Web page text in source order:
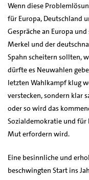
Wenn diese
für Europa, Deutschland
Gespräche an Europa
Merkel und der
Spahn scheitern sollten,
dürfte es Neuwahlen
letzten Wahlkampf klug
verstecken, sondern klar
oder so wird das
Sozialdemokratie und für
Mut erfordern wird.
Eine besinnliche und
beschwingten Start ins